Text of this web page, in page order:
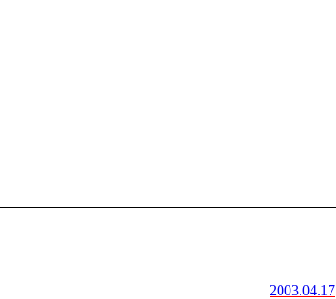
2003.04.17